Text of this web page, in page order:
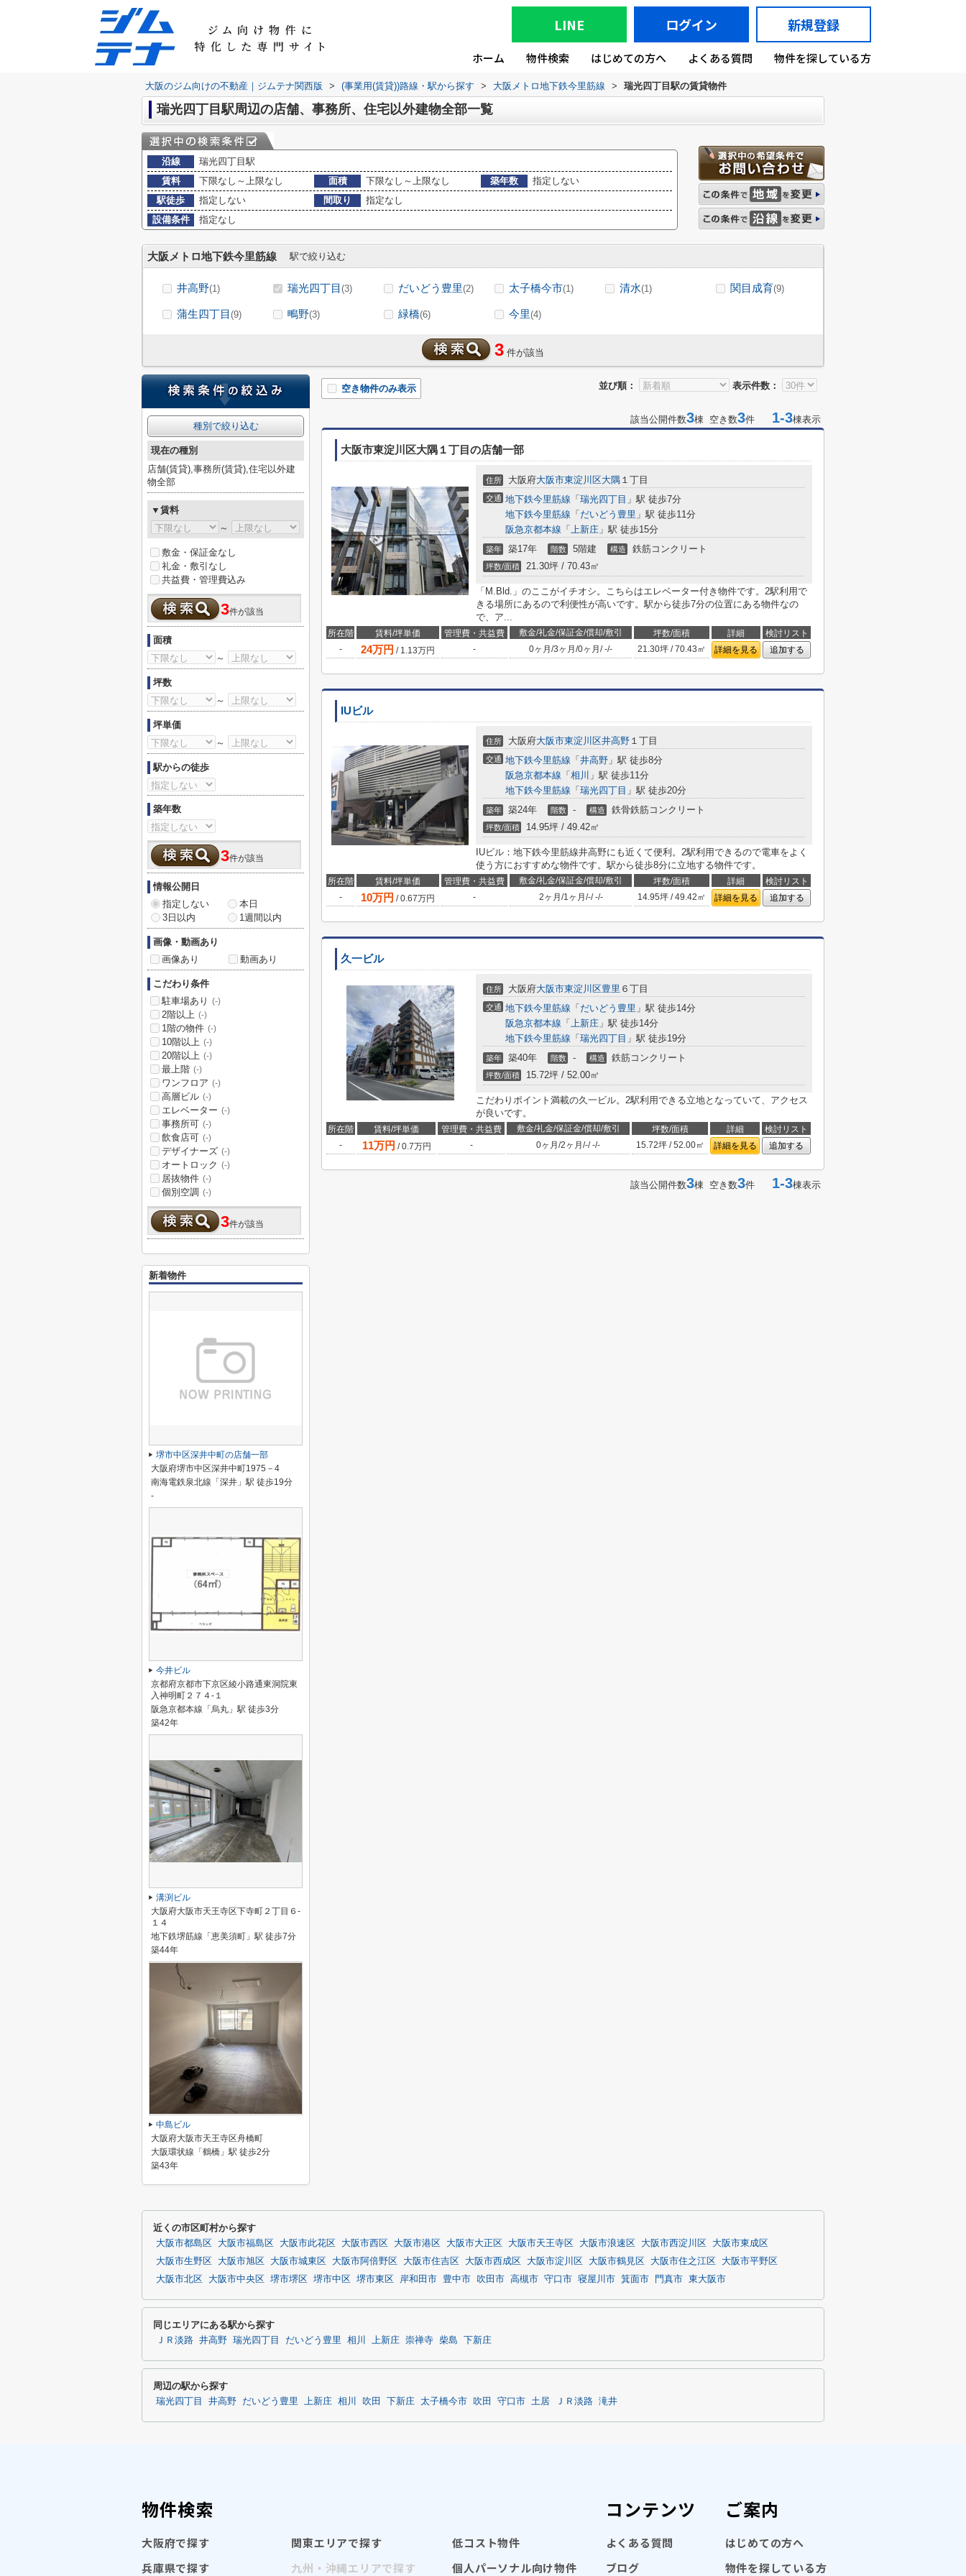
LINE ログイン 新規登録
ホーム 物件検索 はじめての方へ よくある質問 物件を探している方
大阪のジム向けの不動産｜ジムテナ関西版 > (事業用(賃貸))路線・駅から探す > 大阪メトロ地下鉄今里筋線 > 瑞光四丁目駅の賃貸物件
瑞光四丁目駅周辺の店舗、事務所、住宅以外建物全部一覧
沿線
瑞光四丁目駅
賃料
下限なし～上限なし 面積 下限なし～上限なし 築年数
指定しない
駅徒歩
指定しない 間取り
指定なし
設備条件
指定なし
大阪メトロ地下鉄今里筋線 駅で絞り込む
井高野(1) 瑞光四丁目 (3) だいどう豊里(2) 太子橋今市(1) 清水(1) 関目成育(9)
蒲生四丁目 (9) 鴫野(3) 緑橋(6) 今里(4)
3 件が該当
並び順： 表示件数：
空き物件のみ表示
該当公開件数3棟 空き数3件 1-3棟表示
大阪市東淀川区大隅１丁目の店舗一部
住所 大阪府大阪市東淀川区大隅 １丁目
交通 地下鉄今里筋線 「 瑞光四丁目 」駅 徒歩7分
地下鉄今里筋線 「 だいどう豊里 」駅 徒歩11分
阪急京都本線 「 上新庄 」駅 徒歩15分
築年 築17年 階数 5階建 構造 鉄筋コンクリート
坪数/面積 21.30坪 / 70.43㎡
「M.Bld.」のここがイチオシ。こちらはエレベーター付き物件です。2駅利用で
きる場所にあるので利便性が高いです。駅から徒歩7分の位置にある物件なの
で、ア...
所在階 賃料/坪単価 管理費・共益費 敷金/礼金/保証金/償却/敷引 坪数/面積 詳細
検討リスト
-
24万円 / 1.13万円 - 0ヶ月 /3ヶ月 /0ヶ月 /-/- 21.30坪 / 70.43㎡ 詳細を見る 追加する
IUビル
住所 大阪府大阪市東淀川区井高野 １丁目
交通 地下鉄今里筋線 「 井高野 」駅 徒歩8分
阪急京都本線 「 相川 」駅 徒歩11分
地下鉄今里筋線 「 瑞光四丁目 」駅 徒歩20分
築年 築24年 階数 - 構造 鉄骨鉄筋コンクリート
坪数/面積 14.95坪 / 49.42㎡
IUビル：地下鉄今里筋線井高野にも近くて便利。2駅利用できるので電車をよく
使う方におすすめな物件です。駅から徒歩8分に立地する物件です。
所在階 賃料/坪単価 管理費・共益費 敷金/礼金/保証金/償却/敷引 坪数/面積 詳細
検討リスト
-
10万円 /0.67万円 - 2ヶ月 /1ヶ月 /-/-/- 14.95坪 / 49.42㎡ 詳細を見る 追加する
久一ビル
住所 大阪府大阪市東淀川区豊里 ６丁目
交通 地下鉄今里筋線 「 だいどう豊里 」駅 徒歩14分
阪急京都本線 「 上新庄 」駅 徒歩14分
地下鉄今里筋線 「 瑞光四丁目 」駅 徒歩19分
築年 築40年 階数 - 構造 鉄筋コンクリート
坪数/面積 15.72坪 / 52.00㎡
こだわりポイント満載の久一ビル。2駅利用できる立地となっていて、アクセス
が良いです。
所在階 賃料/坪単価 管理費・共益費 敷金/礼金/保証金/償却/敷引 坪数/面積 詳細
検討リスト
-
11万円 /0.7万円 - 0ヶ月 /2ヶ月 /-/-/- 15.72坪 / 52.00㎡ 詳細を見る 追加する
該当公開件数3棟 空き数3件 1-3棟表示
種別で絞り込む
現在の種別
店舗(賃貸),事務所(賃貸),住宅以外建
物全部
▼賃料
～
敷金・保証金なし
礼金・敷引なし
共益費・管理費込み
3件が該当
面積
～
坪数
～
坪単価
～
駅からの徒歩
築年数
3件が該当
情報公開日
指定しない
本日
3日以内
1週間以内
画像・動画あり
画像あり
動画あり
こだわり条件
駐車場あり
(-)
2階以上 (-)
1階の物件 (-)
10階以上 (-)
20階以上 (-)
最上階 (-)
ワンフロア (-)
高層ビル (-)
エレベーター (-)
事務所可 (-)
飲食店可 (-)
デザイナーズ (-)
オートロック (-)
居抜物件 (-)
個別空調 (-)
3件が該当
新着物件
堺市中区深井中町の店舗一部
大阪府堺市中区深井中町1975－4
南海電鉄泉北線「深井」駅 徒歩19分
-
今井ビル
京都府京都市下京区綾小路通東洞院東
入神明町２７４-１
阪急京都本線「烏丸」駅 徒歩3分
築42年
溝渕ビル
大阪府大阪市天王寺区下寺町２丁目６-
１４
地下鉄堺筋線「恵美須町」駅 徒歩7分
築44年
中島ビル
大阪府大阪市天王寺区舟橋町
大阪環状線「鶴橋」駅 徒歩2分
築43年
近くの市区町村から探す
大阪市都島区 大阪市福島区 大阪市此花区 大阪市西区 大阪市港区 大阪市大正区 大阪市天王寺区 大阪市浪速区 大阪市西淀川区
大阪市東成区
大阪市生野区
大阪市旭区 大阪市城東区 大阪市阿倍野区 大阪市住吉区 大阪市西成区 大阪市淀川区 大阪市鶴見区 大阪市住之江区
大阪市平野区
大阪市北区
大阪市中央区 堺市堺区 堺市中区 堺市東区 岸和田市 豊中市 吹田市 高槻市 守口市 寝屋川市 箕面市 門真市 東大阪市
同じエリアにある駅から探す
ＪＲ淡路 井高野 瑞光四丁目 だいどう豊里 相川 上新庄 崇禅寺 柴島 下新庄
周辺の駅から探す
瑞光四丁目 井高野 だいどう豊里 上新庄 相川 吹田 下新庄 太子橋今市 吹田 守口市 土居 ＪＲ淡路 滝井
物件検索
大阪府で探す
兵庫県で探す
関東エリアで探す
九州・沖縄エリアで探す
低コスト物件
個人パーソナル向け物件
コンテンツ
よくある質問
ブログ
ご案内
はじめての方へ
物件を探している方